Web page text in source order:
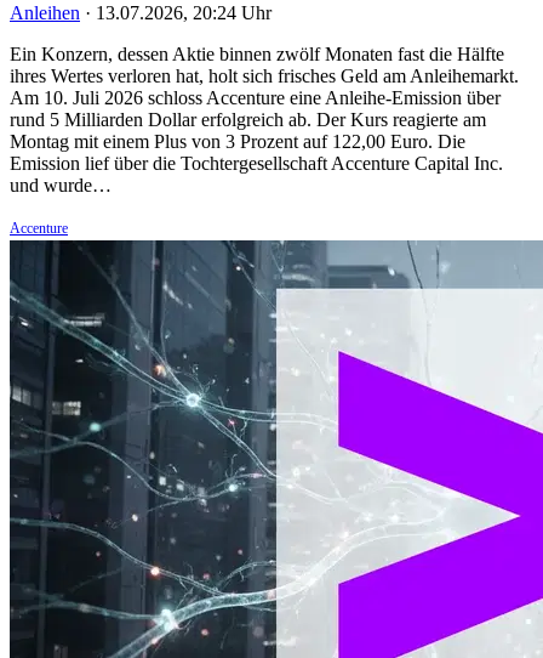
Anleihen · 13.07.2026, 20:24 Uhr
Ein Konzern, dessen Aktie binnen zwölf Monaten fast die Hälfte
ihres Wertes verloren hat, holt sich frisches Geld am Anleihemarkt.
Am 10. Juli 2026 schloss Accenture eine Anleihe-Emission über
rund 5 Milliarden Dollar erfolgreich ab. Der Kurs reagierte am
Montag mit einem Plus von 3 Prozent auf 122,00 Euro. Die
Emission lief über die Tochtergesellschaft Accenture Capital Inc.
und wurde…
Accenture